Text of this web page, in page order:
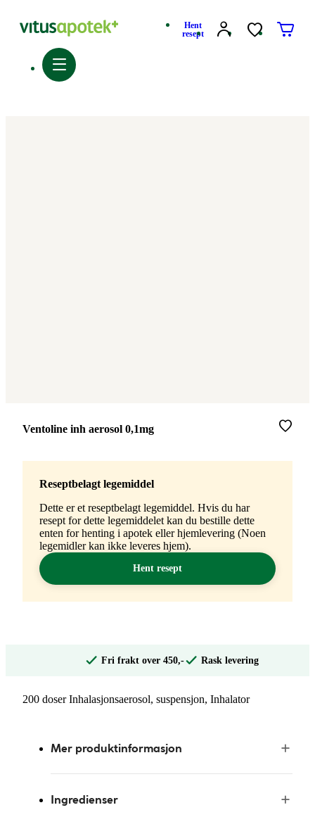
Hent
resept
Merke:
Ventoline inh aerosol 0,1mg
Reseptbelagt legemiddel
Dette er et reseptbelagt legemiddel. Hvis du har
resept for dette legemiddelet kan du bestille dette
enten for henting i apotek eller hjemlevering (Noen
legemidler kan ikke leveres hjem).
Hent resept
Fri frakt over 450,- Rask levering
200 doser Inhalasjonsaerosol, suspensjon, Inhalator
Mer produktinformasjon
Ingredienser